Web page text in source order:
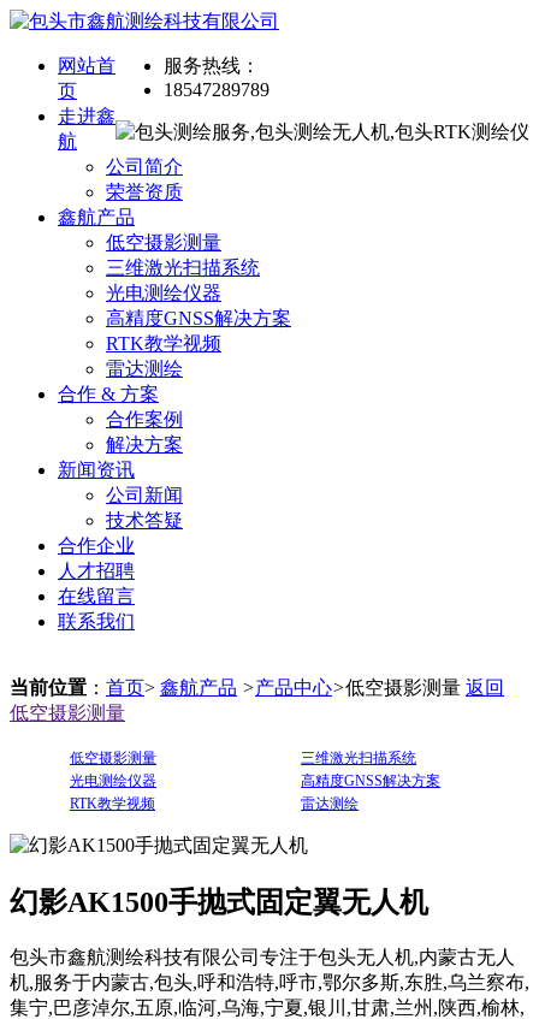
服务热线：
18547289789
网站首
页
走进鑫
航
公司简介
荣誉资质
鑫航产品
低空摄影测量
三维激光扫描系统
光电测绘仪器
高精度GNSS解决方案
RTK教学视频
雷达测绘
合作 & 方案
合作案例
解决方案
新闻资讯
公司新闻
技术答疑
合作企业
人才招聘
在线留言
联系我们
当前位置 ： 首页> 鑫航产品 >产品中心>低空摄影测量 返回
低空摄影测量
低空摄影测量
三维激光扫描系统
光电测绘仪器
高精度GNSS解决方案
RTK教学视频
雷达测绘
幻影AK1500手抛式固定翼无人机
包头市鑫航测绘科技有限公司专注于包头无人机,内蒙古无人
机,服务于内蒙古,包头,呼和浩特,呼市,鄂尔多斯,东胜,乌兰察布,
集宁,巴彦淖尔,五原,临河,乌海,宁夏,银川,甘肃,兰州,陕西,榆林,